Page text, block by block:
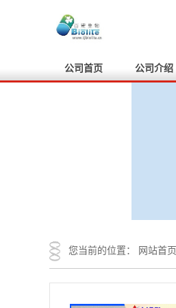
公司首页 公司介绍
您当前的位置： 网站首页